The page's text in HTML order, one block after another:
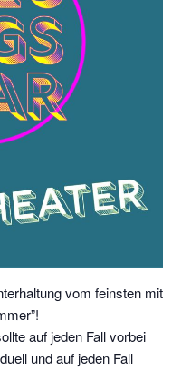
vom feinsten mit
auf jeden Fall vorbei
und auf jeden Fall